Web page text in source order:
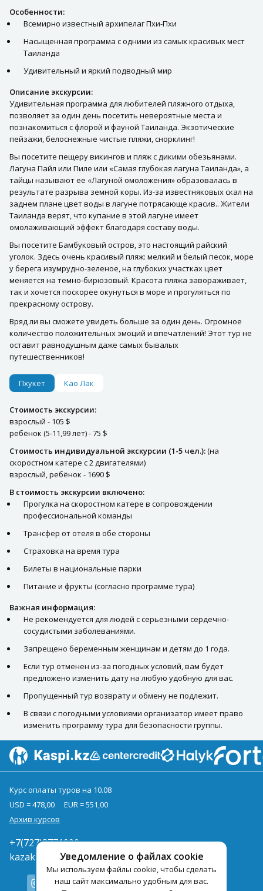
Особенности:
Всемирно известный архипелаг Пхи-Пхи
Насыщенная программа с одними из самых красивых мест
Таиланда
Удивительный и яркий подводный мир
Описание экскурсии:
Удивительная программа для любителей пляжного отдыха,
позволяет за один день посетить невероятные места и
познакомиться с флорой и фауной Таиланда. Экзотические
пейзажи, белоснежные чистые пляжи, снорклинг!
Вы посетите пещеру викингов и пляж с дикими обезьянами.
Лагуна Пайл или Пиле или «Самая глубокая лагуна Таиланда», а
тайцы называют ее «Лагуной омоложения» образовалась в
результате разрыва земной коры. Из-за известняковых скал на
заднем плане цвет воды в лагуне потрясающе красив.. Жители
Таиланда верят, что купание в этой лагуне имеет
омолаживающий эффект благодаря составу воды.
Вы посетите Бамбуковый остров, это настоящий райский
уголок. Здесь очень красивый пляж: мелкий и белый песок, море
у берега изумрудно-зеленое, на глубоких участках цвет
меняется на темно-бирюзовый. Красота пляжа завораживает,
так и хочется поскорее окунуться в море и прогуляться по
прекрасному острову.
Вряд ли вы сможете увидеть больше за один день. Огромное
количество положительных эмоций и впечатлений! Этот тур не
оставит равнодушным даже самых бывалых
путешественников!
Пхукет Као Лак
Стоимость экскурсии:
взрослый - 105 $
ребёнок (5-11,99 лет) - 75 $
Стоимость индивидуальной экскурсии (1-5 чел.):(на
скоростном катере с 2 двигателями)
взрослый, ребёнок - 1690 $
В стоимость экскурсии включено:
Прогулка на скоростном катере в сопровождении
профессиональной команды
Трансфер от отеля в обе стороны
Страховка на время тура
Билеты в национальные парки
Питание и фрукты (согласно программе тура)
Важная информация:
Не рекомендуется для людей с серьезными сердечно-
сосудистыми заболеваниями.
Запрещено беременным женщинам и детям до 1 года.
Если тур отменен из-за погодных условий, вам будет
предложено изменить дату на любую удобную для вас.
Пропущенный тур возврату и обмену не подлежит.
В связи с погодными условиями организатор имеет право
изменить программу тура для безопасности группы.
Уведомление о файлах cookie
Мы используем файлы cookie, чтобы сделать
наш сайт максимально удобным для вас.
Курс оплаты туров на 10.08
USD = 478,00
EUR = 551,00
Архив курсов
+7(727)3771000
kazakhstan@pegast.com.kz